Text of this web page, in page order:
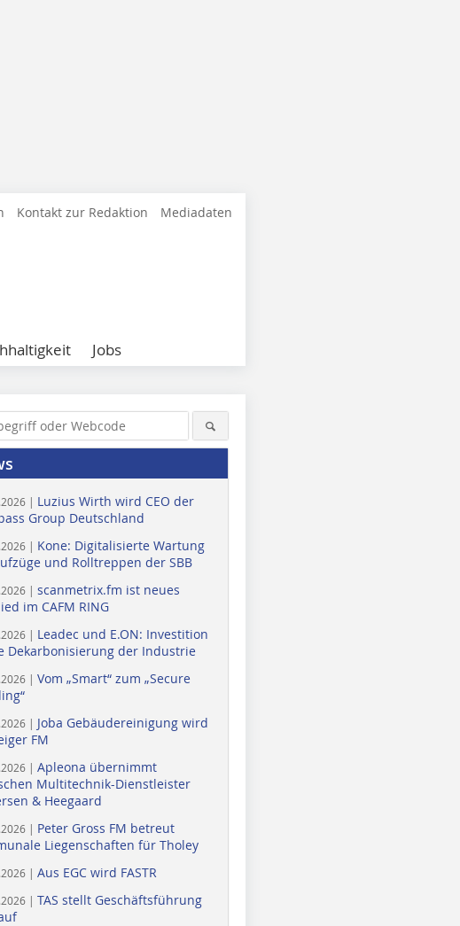
Kontakt zur Redaktion Mediadaten
Jobs
| Luzius Wirth wird CEO der
Group Deutschland
| Kone: Digitalisierte Wartung
und Rolltreppen der SBB
| scanmetrix.fm ist neues
im CAFM RING
| Leadec und E.ON: Investition
Dekarbonisierung der Industrie
| Vom „Smart“ zum „Secure
| Joba Gebäudereinigung wird
FM
| Apleona übernimmt
Multitechnik-Dienstleister
& Heegaard
| Peter Gross FM betreut
Liegenschaften für Tholey
| Aus EGC wird FASTR
| TAS stellt Geschäftsführung